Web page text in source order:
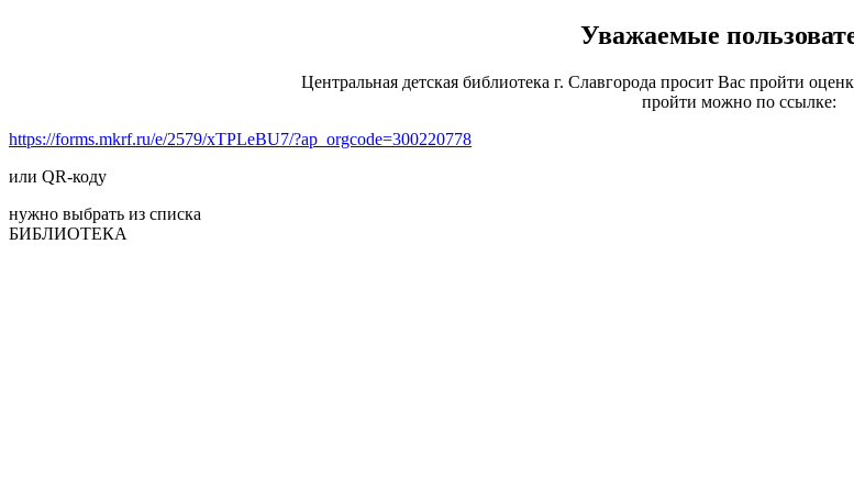
Уважаемые
Центральная детская библиотека г. Славгорода просит Вас пройти
пройти можно по ссылке:
https://forms.mkrf.ru/e/2579/xTPLeBU7/?ap_orgcode=300220778
или QR-коду
нужно выбрать из списка
БИБЛИОТЕКА